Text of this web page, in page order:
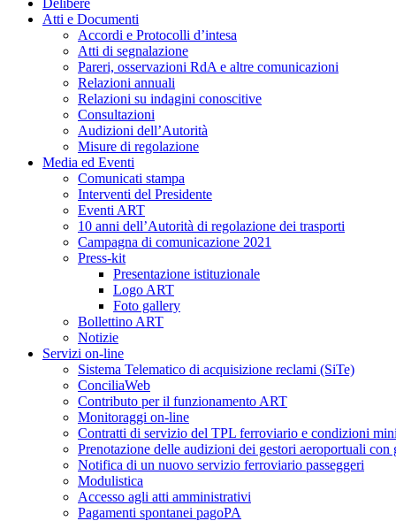
Delibere
Atti e Documenti
Accordi e Protocolli d’intesa
Atti di segnalazione
Pareri, osservazioni RdA e altre comunicazioni
Relazioni annuali
Relazioni su indagini conoscitive
Consultazioni
Audizioni dell’Autorità
Misure di regolazione
Media ed Eventi
Comunicati stampa
Interventi del Presidente
Eventi ART
10 anni dell’Autorità di regolazione dei trasporti
Campagna di comunicazione 2021
Press-kit
Presentazione istituzionale
Logo ART
Foto gallery
Bollettino ART
Notizie
Servizi on-line
Sistema Telematico di acquisizione reclami (SiTe)
ConciliaWeb
Contributo per il funzionamento ART
Monitoraggi on-line
Contratti di servizio del TPL ferroviario e condizioni
Prenotazione delle audizioni dei gestori aeroportuali con
Notifica di un nuovo servizio ferroviario passeggeri
Modulistica
Accesso agli atti amministrativi
Pagamenti spontanei pagoPA